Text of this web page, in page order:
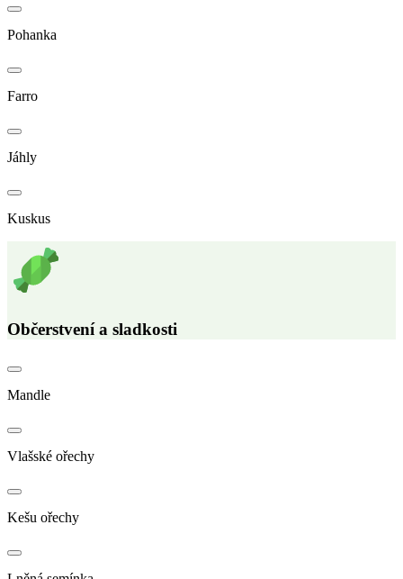
Pohanka
Farro
Jáhly
Kuskus
Občerstvení a sladkosti
Mandle
Vlašské ořechy
Kešu ořechy